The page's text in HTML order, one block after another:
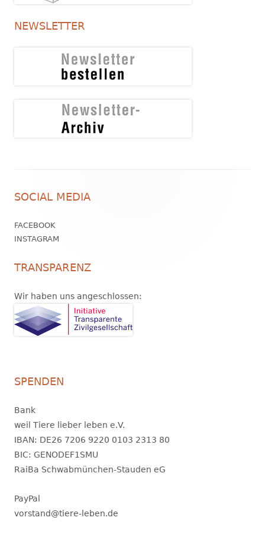
NEWSLETTER
Inhalt
SOCIAL MEDIA
FACEBOOK
INSTAGRAM
TRANSPARENZ
Wir haben uns angeschlossen:
SPENDEN
Bank
weil Tiere lieber leben e.V.
IBAN: DE26 7206 9220 0103 2313 80
BIC: GENODEF1SMU
RaiBa Schwabmünchen-Stauden eG
PayPal
vorstand@tiere-leben.de